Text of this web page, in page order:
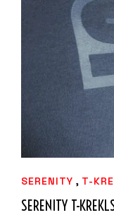
SERENITY , T-
SERENITY T-